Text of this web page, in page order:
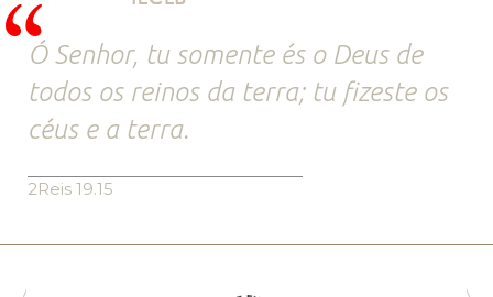
Ó Senhor, tu somente és o Deus de
todos os reinos da terra; tu fizeste os
céus e a terra.
2Reis 19.15